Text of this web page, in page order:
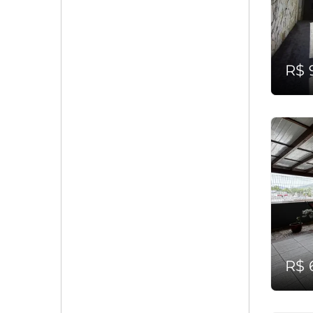
R$
R$